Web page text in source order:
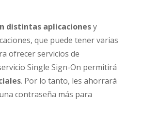
distintas aplicacionesy
que puede tener varias
ofrecer servicios de
Single Sign-On permitirá
. Por lo tanto, les ahorrará
contraseña más para